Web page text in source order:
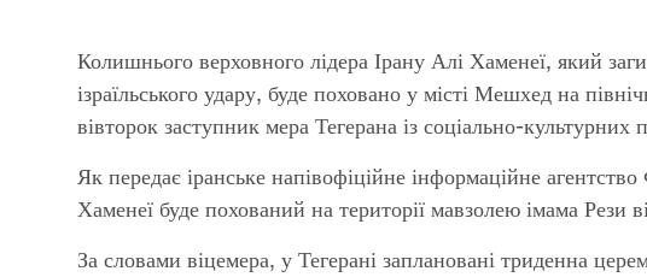
Колишнього верховного лідера Ірану Алі Хаменеї, який
ізраїльського удару, буде поховано у місті Мешхед на
вівторок заступник мера Тегерана із соціально-
Як передає іранське напівофіційне інформаційне
Хаменеї буде похований на території мавзолею імама Рези
За словами віцемера, у Тегерані заплановані триденна